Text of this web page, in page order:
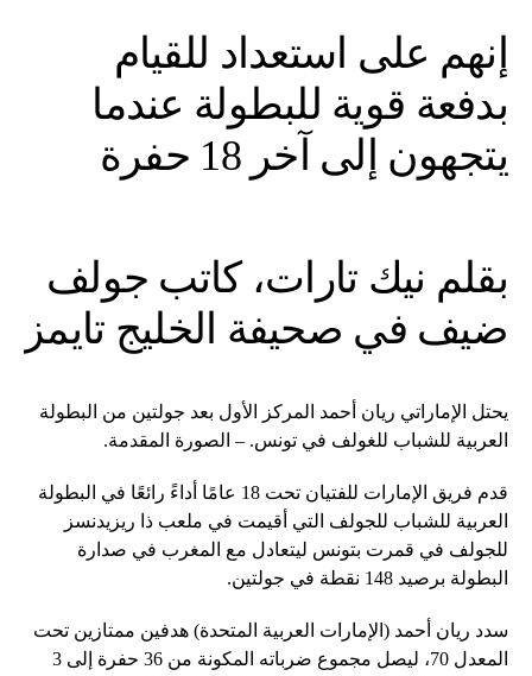
إنهم على استعداد للقيام
بدفعة قوية للبطولة عندما
يتجهون إلى آخر 18 حفرة
بقلم نيك تارات، كاتب جولف
ضيف في صحيفة الخليج تايمز
يحتل الإماراتي ريان أحمد المركز الأول بعد جولتين من البطولة
العربية للشباب للغولف في تونس. – الصورة المقدمة.
قدم فريق الإمارات للفتيان تحت 18 عامًا أداءً رائعًا في البطولة
العربية للشباب للجولف التي أقيمت في ملعب ذا ريزيدنسز
للجولف في قمرت بتونس ليتعادل مع المغرب في صدارة
البطولة برصيد 148 نقطة في جولتين.
سدد ريان أحمد (الإمارات العربية المتحدة) هدفين ممتازين تحت
المعدل 70، ليصل مجموع ضرباته المكونة من 36 حفرة إلى 3